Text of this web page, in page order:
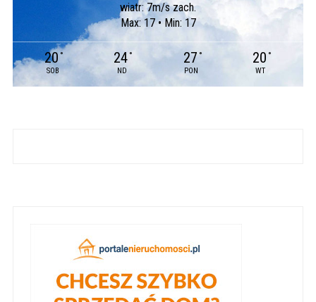
wiatr: 7m/s zach.
Max: 17 • Min: 17
20 °
SOB
24 °
ND
27 °
PON
20 °
WT